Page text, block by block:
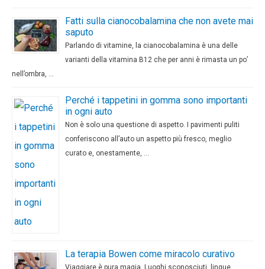
Fatti sulla cianocobalamina che non avete mai
saputo
Parlando di vitamine, la cianocobalamina è una delle
varianti della vitamina B12 che per anni è rimasta un po’
nell’ombra, …
Perché i tappetini in gomma sono importanti
in ogni auto
Non è solo una questione di aspetto. I pavimenti puliti
conferiscono all’auto un aspetto più fresco, meglio
curato e, onestamente, …
La terapia Bowen come miracolo curativo